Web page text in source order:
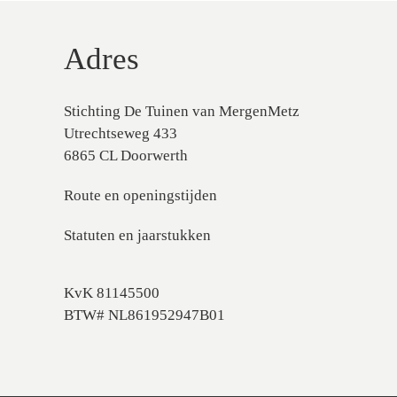
Adres
Stichting De Tuinen van MergenMetz
Utrechtseweg 433
6865 CL Doorwerth
Route en openingstijden
Statuten en jaarstukken
KvK 81145500
BTW# NL861952947B01